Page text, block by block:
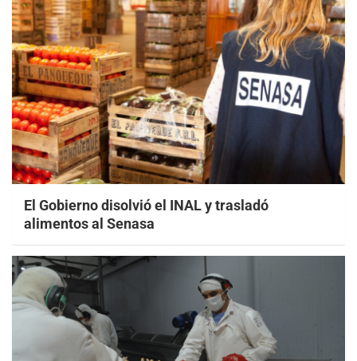
El Gobierno disolvió el INAL y trasladó
alimentos al Senasa